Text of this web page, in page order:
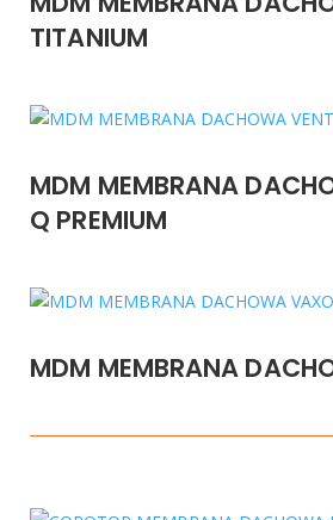
TITANIUM
MDM MEMBRANA
Q PREMIUM
MDM MEMBRANA